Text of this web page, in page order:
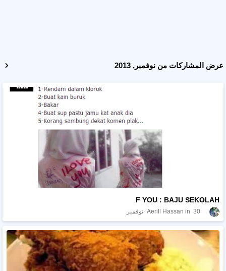
عرض المشاركات من نوفمبر, 2013
F YOU : BAJU SEKOLAH
Aerill Hassan 30 نوفمبر